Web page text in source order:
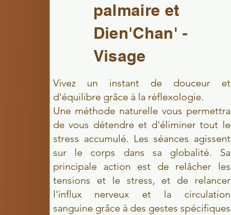
palmaire et
Dien'Chan' -
Visage
Vivez un instant de douceur et
d'équilibre grâce à la réflexologie.
Une méthode naturelle vous permettra
de vous détendre et d'éliminer tout le
stress accumulé. Les séances agissent
sur le corps dans sa globalité. Sa
principale action est de relâcher les
tensions et le stress, et de relancer
l'influx nerveux et la circulation
sanguine grâce à des gestes spécifiques